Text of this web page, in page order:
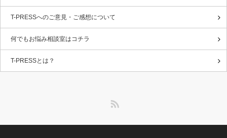
T-PRESSへのご意見・ご感想について
何でもお悩み相談室はコチラ
T-PRESSとは？